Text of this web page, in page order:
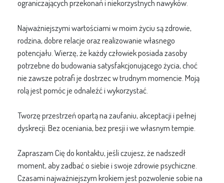
ograniczających przekonań i niekorzystnych nawyków.
Najważniejszymi wartościami w moim życiu są zdrowie,
rodzina, dobre relacje oraz realizowanie własnego
potencjału. Wierzę, że każdy człowiek posiada zasoby
potrzebne do budowania satysfakcjonującego życia, choć
nie zawsze potrafi je dostrzec w trudnym momencie. Moją
rolą jest pomóc je odnaleźć i wykorzystać.
Tworzę przestrzeń opartą na zaufaniu, akceptacji i pełnej
dyskrecji. Bez oceniania, bez presji i we własnym tempie.
Zapraszam Cię do kontaktu, jeśli czujesz, że nadszedł
moment, aby zadbać o siebie i swoje zdrowie psychiczne.
Czasami najważniejszym krokiem jest pozwolenie sobie na